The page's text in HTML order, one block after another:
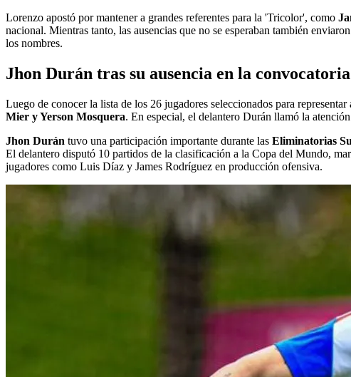
Lorenzo apostó por mantener a grandes referentes para la 'Tricolor', como
nacional. Mientras tanto, las ausencias que no se esperaban también
los nombres.
Jhon Durán tras su ausencia en la
Luego de conocer la lista de los 26 jugadores seleccionados para
Mier y Yerson Mosquera. En especial, el delantero Durán llamó la
Jhon Durán tuvo una participación importante durante las Eliminatorias
El delantero disputó 10 partidos de la clasificación a la Copa del Mundo,
jugadores como Luis Díaz y James Rodríguez en producción ofensiva.